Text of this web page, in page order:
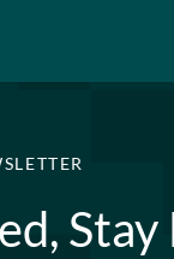
Stay